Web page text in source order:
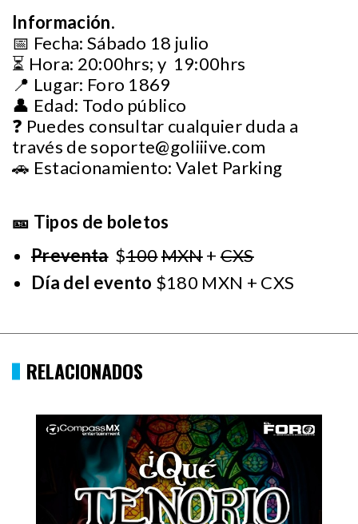
Información.
📅 Fecha: Sábado 18 julio
⏳ Hora: 20:00hrs; y 19:00hrs
📍 Lugar: Foro 1869
👤 Edad: Todo público
❓ Puedes consultar cualquier duda a
través desoporte@goliiive.com
🚗 Estacionamiento: Valet Parking
🎫 Tipos de boletos
Preventa $100MXN+CXS
Día del evento $180 MXN + CXS
RELACIONADOS